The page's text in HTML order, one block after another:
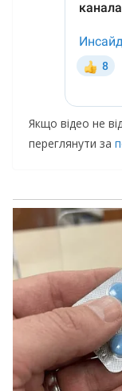
Якщо відео не
переглянути за